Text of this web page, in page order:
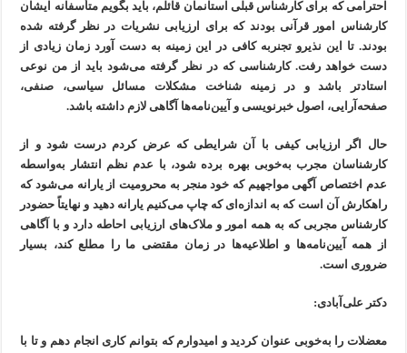
احترامی که برای کارشناس قبلی استانمان قائلم، باید بگویم متأسفانه ایشان
کارشناس امور قرآنی بودند که برای ارزیابی نشریات در نظر گرفته شده
بودند. تا این نذیرو تجنربه کافی در این زمینه به دست آورد زمان زیادی از
دست خواهد رفت. کارشناسی که در نظر گرفته می‌شود باید از من نوعی
استادتر باشد و در زمینه شناخت مشکلات مسائل سیاسی، صنفی،
صفحه‌آرایی، اصول خبرنویسی و آیین‌نامه‌ها آگاهی لازم داشته باشد.
حال اگر ارزیابی کیفی با آن شرایطی که عرض کردم درست شود و از
کارشناسان مجرب به‌خوبی بهره برده شود، با عدم نظم انتشار به‌واسطه
عدم اختصاص آگهی مواجهیم که خود منجر به محرومیت از یارانه می‌شود که
راهکارش آن است که به اندازه‌ای که چاپ می‌کنیم یارانه دهید و نهایتاً حضودر
کارشناس مجربی که به همه امور و ملاک‌های ارزیابی احاطه دارد و با آگاهی
از همه آیین‌نامه‌ها و اطلاعیه‌ها در زمان مقتضی ما را مطلع کند، بسیار
ضروری است.
دکتر علی‌آبادی:
معضلات را به‌خوبی عنوان کردید و امیدوارم که بتوانم کاری انجام دهم و تا با